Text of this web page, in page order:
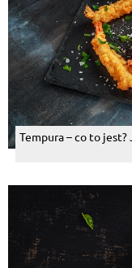
Tempura – co to jest?